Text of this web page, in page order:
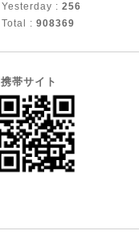
Yesterday : 256
Total : 908369
携帯サイト